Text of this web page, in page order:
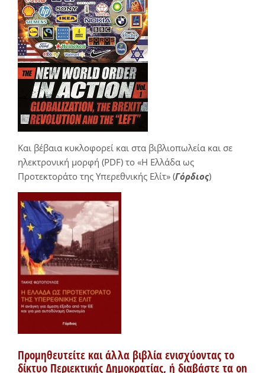
Και βέβαια κυκλοφορεί και στα βιβλιοπωλεία και σε
ηλεκτρονική μορφή (PDF) το «Η Ελλάδα ως
Προτεκτοράτο της Υπερεθνικής Ελίτ» (Γόρδιος)
Προμηθευτείτε και άλλα βιβλία ενισχύοντας το
δίκτυο Περιεκτικής Δημοκρατίας, ή διαβάστε τα on